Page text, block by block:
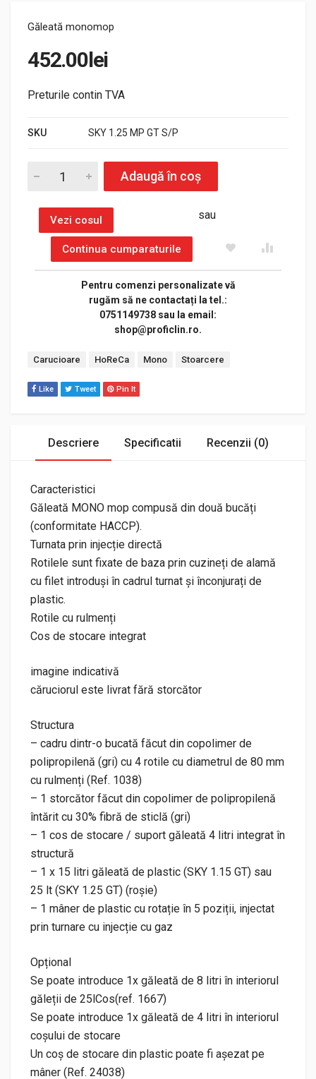
Găleată monomop
452.00lei
Preturile contin TVA
SKU SKY 1.25 MP GT S/P
SKY 1.25 MP GT S/P quantityAdaugă în coș
Vezi cosul sau
Continua cumparaturile
Pentru comenzi personalizate vă
rugăm să ne contactați la tel.:
0751149738 sau la email:
shop@proficlin.ro.
Tags:
Carucioare HoReCa Mono Stoarcere
Like Tweet Pin It
Descriere Specificatii Recenzii (0)
Caracteristici
Găleată MONO mop compusă din două bucăți
(conformitate HACCP).
Turnata prin injecție directă
Rotilele sunt fixate de baza prin cuzineți de alamă
cu filet introduși în cadrul turnat și înconjurați de
plastic.
Rotile cu rulmenți
Cos de stocare integrat
imagine indicativă
căruciorul este livrat fără storcător
Structura
– cadru dintr-o bucată făcut din copolimer de
polipropilenă (gri) cu 4 rotile cu diametrul de 80 mm
cu rulmenți (Ref. 1038)
– 1 storcător făcut din copolimer de polipropilenă
întărit cu 30% fibră de sticlă (gri)
– 1 cos de stocare / suport găleată 4 litri integrat în
structură
– 1 x 15 litri găleată de plastic (SKY 1.15 GT) sau
25 lt (SKY 1.25 GT) (roșie)
– 1 mâner de plastic cu rotație în 5 poziții, injectat
prin turnare cu injecție cu gaz
Opțional
Se poate introduce 1x găleată de 8 litri în interiorul
găleții de 25lCos(ref. 1667)
Se poate introduce 1x găleată de 4 litri în interiorul
coșului de stocare
Un coș de stocare din plastic poate fi așezat pe
mâner (Ref. 24038)